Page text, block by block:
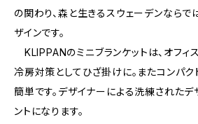
の関わり、森と生きるスウェーデンならで
ザインです。
KLIPPANのミニブランケットは、オフィ
冷房対策としてひざ掛けに。またコンパ
簡単です。デザイナーによる洗練された
ントになります。